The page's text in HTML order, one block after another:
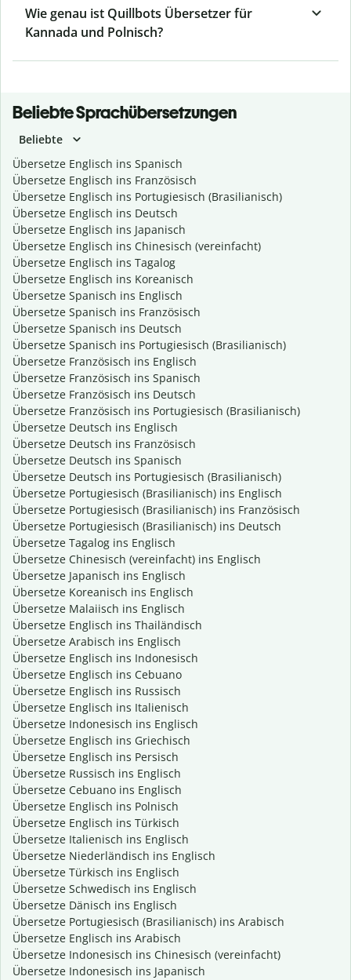
Wie genau ist Quillbots Übersetzer für
Kannada und Polnisch?
Beliebte Sprachübersetzungen
Beliebte
Übersetze Englisch ins Spanisch
Übersetze Englisch ins Französisch
Übersetze Englisch ins Portugiesisch (Brasilianisch)
Übersetze Englisch ins Deutsch
Übersetze Englisch ins Japanisch
Übersetze Englisch ins Chinesisch (vereinfacht)
Übersetze Englisch ins Tagalog
Übersetze Englisch ins Koreanisch
Übersetze Spanisch ins Englisch
Übersetze Spanisch ins Französisch
Übersetze Spanisch ins Deutsch
Übersetze Spanisch ins Portugiesisch (Brasilianisch)
Übersetze Französisch ins Englisch
Übersetze Französisch ins Spanisch
Übersetze Französisch ins Deutsch
Übersetze Französisch ins Portugiesisch (Brasilianisch)
Übersetze Deutsch ins Englisch
Übersetze Deutsch ins Französisch
Übersetze Deutsch ins Spanisch
Übersetze Deutsch ins Portugiesisch (Brasilianisch)
Übersetze Portugiesisch (Brasilianisch) ins Englisch
Übersetze Portugiesisch (Brasilianisch) ins Französisch
Übersetze Portugiesisch (Brasilianisch) ins Deutsch
Übersetze Tagalog ins Englisch
Übersetze Chinesisch (vereinfacht) ins Englisch
Übersetze Japanisch ins Englisch
Übersetze Koreanisch ins Englisch
Übersetze Malaiisch ins Englisch
Übersetze Englisch ins Thailändisch
Übersetze Arabisch ins Englisch
Übersetze Englisch ins Indonesisch
Übersetze Englisch ins Cebuano
Übersetze Englisch ins Russisch
Übersetze Englisch ins Italienisch
Übersetze Indonesisch ins Englisch
Übersetze Englisch ins Griechisch
Übersetze Englisch ins Persisch
Übersetze Russisch ins Englisch
Übersetze Cebuano ins Englisch
Übersetze Englisch ins Polnisch
Übersetze Englisch ins Türkisch
Übersetze Italienisch ins Englisch
Übersetze Niederländisch ins Englisch
Übersetze Türkisch ins Englisch
Übersetze Schwedisch ins Englisch
Übersetze Dänisch ins Englisch
Übersetze Portugiesisch (Brasilianisch) ins Arabisch
Übersetze Englisch ins Arabisch
Übersetze Indonesisch ins Chinesisch (vereinfacht)
Übersetze Indonesisch ins Japanisch